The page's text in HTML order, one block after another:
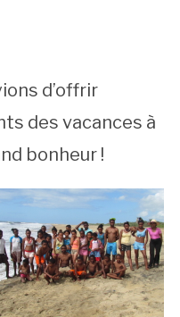
d’offrir
des vacances à
bonheur !